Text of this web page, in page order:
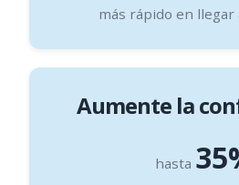
más rápido en llegar
Aumente la
hasta